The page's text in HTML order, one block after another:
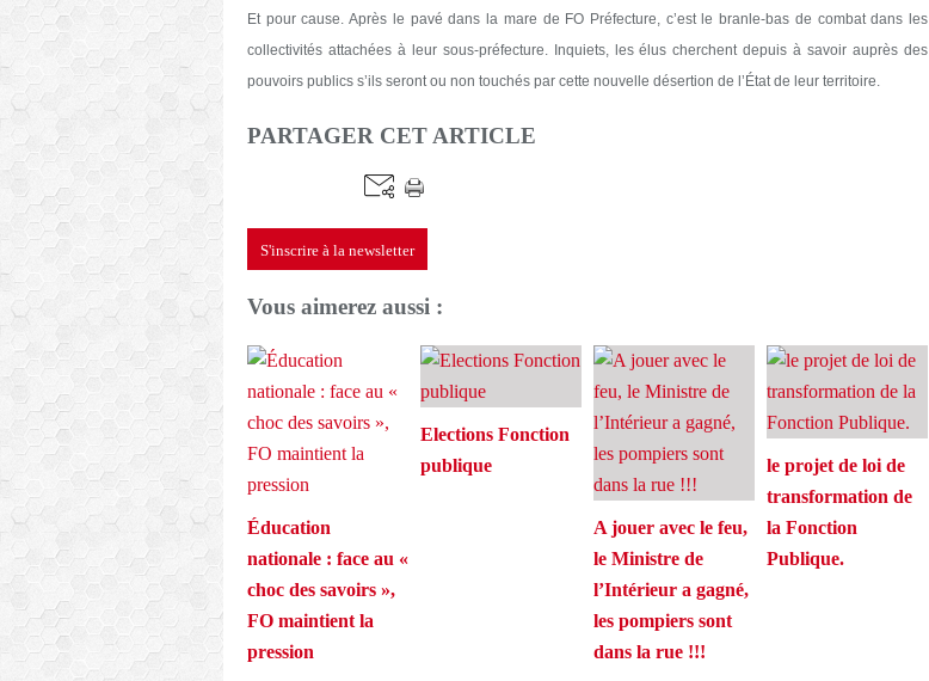
Et pour cause. Après le pavé dans la mare de FO Préfecture, c’est le branle-bas de combat dans les
collectivités attachées à leur sous-préfecture. Inquiets, les élus cherchent depuis à savoir auprès des
pouvoirs publics s’ils seront ou non touchés par cette nouvelle désertion de l’État de leur territoire.
PARTAGER CET ARTICLE
S'inscrire à la newsletter
Vous aimerez aussi :
Éducation
nationale : face au «
choc des savoirs »,
FO maintient la
pression
Elections Fonction
publique
A jouer avec le feu,
le Ministre de
l’Intérieur a gagné,
les pompiers sont
dans la rue !!!
le projet de loi de
transformation de
la Fonction
Publique.